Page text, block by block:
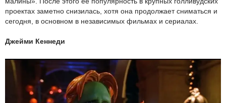
проектах заметно снизилась, хотя она продолжает сниматься и
сегодня, в основном в независимых фильмах и сериалах.
Джейми Кеннеди